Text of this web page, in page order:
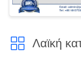
Λαϊκή